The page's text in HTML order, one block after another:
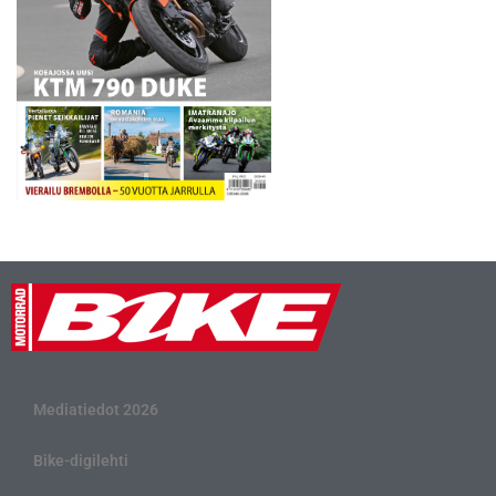
Mediatiedot 2026
Bike-digilehti